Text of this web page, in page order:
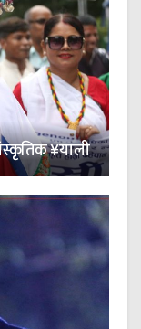
¥याली